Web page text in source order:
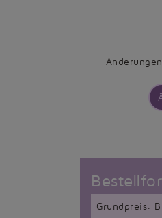
Grundpreis: